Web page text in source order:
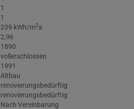
1
1
239 kWh/m2a
2,96
1890
vollerschlossen
1991
Altbau
renovierungsbedürftig
renovierungsbedürftig
Nach Vereinbarung